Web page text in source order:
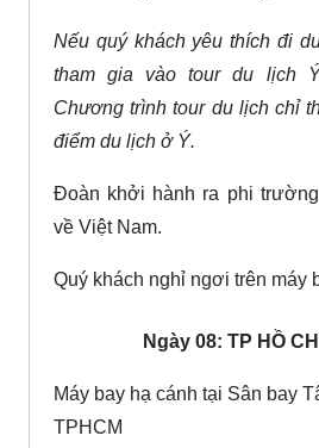
Nếu quý khách yêu thích đi
tham gia vào tour du lịch
Chương trình tour du lịch chỉ
điểm du lịch ở Ý.
Đoàn khởi hành ra phi
về Việt Nam.
Quý khách nghỉ ngơi trên máy
Ngày 08: TP HỒ
Máy bay hạ cánh tại Sân bay
TPHCM